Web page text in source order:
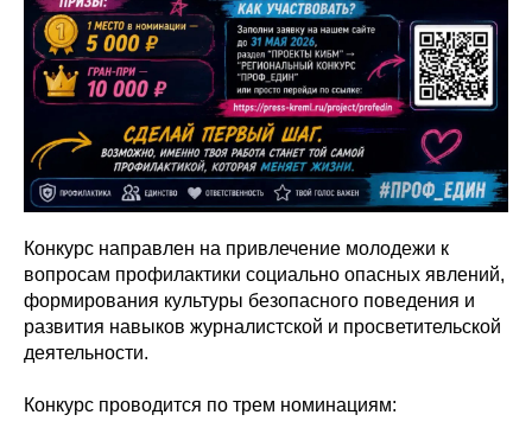
Конкурс направлен на привлечение молодежи к
вопросам профилактики социально опасных явлений,
формирования культуры безопасного поведения и
развития навыков журналистской и просветительской
деятельности.
Конкурс проводится по трем номинациям: